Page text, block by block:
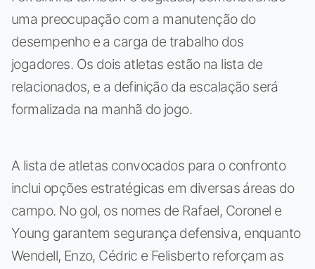
uma preocupação com a manutenção do
desempenho e a carga de trabalho dos
jogadores. Os dois atletas estão na lista de
relacionados, e a definição da escalação será
formalizada na manhã do jogo.
A lista de atletas convocados para o confronto
inclui opções estratégicas em diversas áreas do
campo. No gol, os nomes de Rafael, Coronel e
Young garantem segurança defensiva, enquanto
Wendell, Enzo, Cédric e Felisberto reforçam as